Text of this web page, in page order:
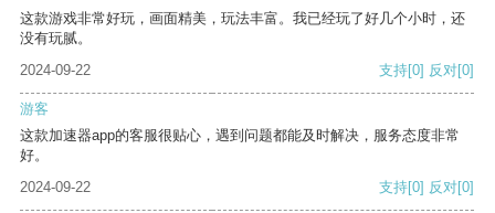
这款游戏非常好玩，画面精美，玩法丰富。我已经玩了好几个小时，还
没有玩腻。
2024-09-22
支持[0] 反对[0]
游客
这款加速器app的客服很贴心，遇到问题都能及时解决，服务态度非常
好。
2024-09-22
支持[0] 反对[0]